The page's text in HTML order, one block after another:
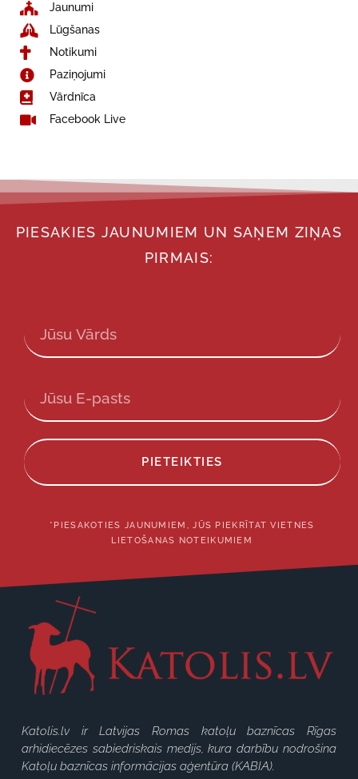
Jaunumi
Lūgšanas
Notikumi
Paziņojumi
Vārdnīca
Facebook Live
PIESAKIES JAUNUMIEM UN SAŅEM ZIŅAS
PIRMAIS:
PIETEIKTIES
*PIESAKOTIES JAUNUMIEM, JŪS PIEKRĪTAT VIETNES
LIETOŠANAS NOTEIKUMIEM
Katolis.lv ir Latvijas Romas katoļu baznīcas Rīgas
arhidiecēzes sabiedriskais medijs, kura darbību nodrošina
Katoļu baznīcas informācijas aģentūra (KABIA).